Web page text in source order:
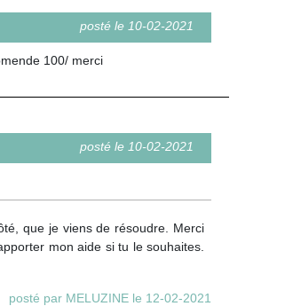
posté le 10-02-2021
100/ merci
posté le 10-02-2021
que je viens de résoudre. Merci
mon aide si tu le souhaites.
posté par MELUZINE le 12-02-2021